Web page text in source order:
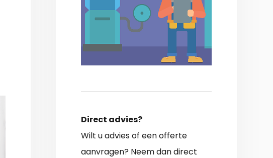
Direct advies?
Wilt u advies of een offerte
aanvragen? Neem dan direct